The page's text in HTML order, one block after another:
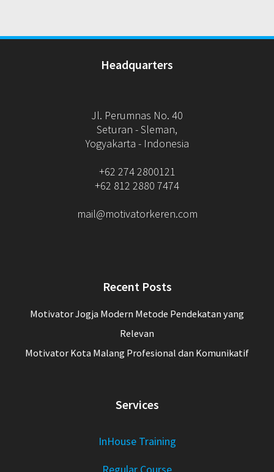
Headquarters
Jl. Perumnas No. 40
Seturan - Sleman,
Yogyakarta - Indonesia
+62 274 2800121
+62 812 2880 7474
mail@motivatorkeren.com
Recent Posts
Motivator Jogja Modern Metode Pendekatan yang
Relevan
Motivator Kota Malang Profesional dan Komunikatif
Services
InHouse Training
Regular Course